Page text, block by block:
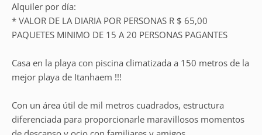
Alquiler por día:
* VALOR DE LA DIARIA POR PERSONAS R $ 65,00
PAQUETES MINIMO DE 15 A 20 PERSONAS PAGANTES
Casa en la playa con piscina climatizada a 150 metros de la
mejor playa de Itanhaem !!!
Con un área útil de mil metros cuadrados, estructura
diferenciada para proporcionarle maravillosos momentos